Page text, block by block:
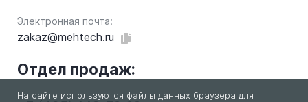
Электронная почта:
zakaz@mehtech.ru
Отдел продаж:
На сайте используются файлы данных браузера для